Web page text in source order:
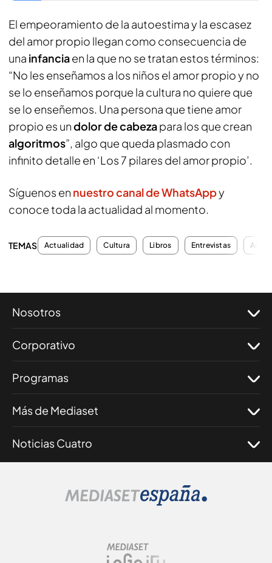
El empeoramiento de la autoestima y la escasez
del amor propio llegan como consecuencia de
una infanciaen la que no se tratan estos términos:
“No les enseñamos a los niños el amor propio y no
se lo enseñamos porque la cultura no quiere que
se lo enseñemos. Una persona que tiene amor
propio es undolor de cabezapara los que crean
algoritmos”, algo que queda plasmado con
infinito detalle en ‘Los 7 pilares del amor propio’.
Síguenos en nuestro canal de WhatsAppy
conoce toda la actualidad al momento.
TEMAS Actualidad Cultura Libros Entrevistas Amor
Nosotros
Corporativo
Programas
Más de Mediaset
Noticias Cuatro